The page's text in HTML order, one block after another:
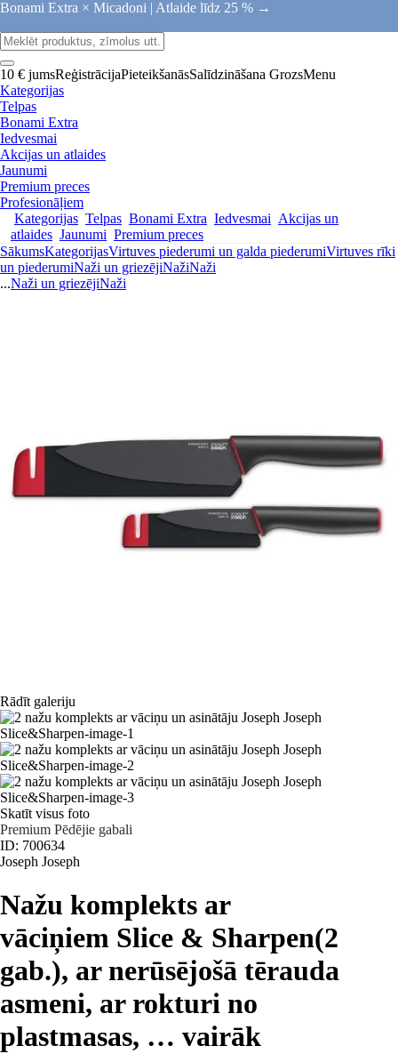
Bonami Extra × Micadoni | Atlaide līdz 25 % →
10 € jumsReģistrācijaPieteikšanāsSalīdzināšana GrozsMenu
Kategorijas
Telpas
Bonami Extra
Iedvesmai
Akcijas un atlaides
Jaunumi
Premium preces
Profesionāļiem
Kategorijas Telpas Bonami Extra Iedvesmai Akcijas un
atlaides Jaunumi Premium preces
SākumsKategorijasVirtuves piederumi un galda piederumiVirtuves rīki
un piederumiNaži un griezējiNažiNaži
...Naži un griezējiNaži
Rādīt galeriju
Skatīt visus foto
Premium Pēdējie gabali
ID: 700634
Joseph Joseph
Nažu komplekts ar
vāciņiem Slice & Sharpen(2
gab.), ar nerūsējošā tērauda
asmeni, ar rokturi no
plastmasas, … vairāk